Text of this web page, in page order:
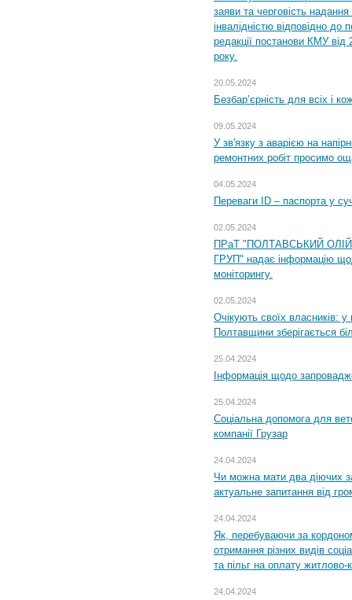
заяви та черговість надання
інвалідністю відповідно
редакції постанови КМУ від
року.
20.05.2024
Безбар’єрність для всіх і
09.05.2024
У зв'язку з аварією на
ремонтних робіт просимо
04.05.2024
Переваги ID – паспорта у
02.05.2024
ПРаТ "ПОЛТАВСЬКИЙ
ГРУП" надає інформацію
моніторингу.
02.05.2024
Очікують своїх власників: у
Полтавщини зберігається
25.04.2024
Інформація щодо
25.04.2024
Соціальна допомога для
компанії Грузар
24.04.2024
Чи можна мати два діючих
актуальне запитання від
24.04.2024
Як, перебуваючи за
отримання різних видів
та пільг на оплату
24.04.2024